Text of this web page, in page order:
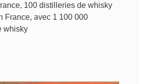
100 distilleries de whisky
France, avec 1 100 000
whisky